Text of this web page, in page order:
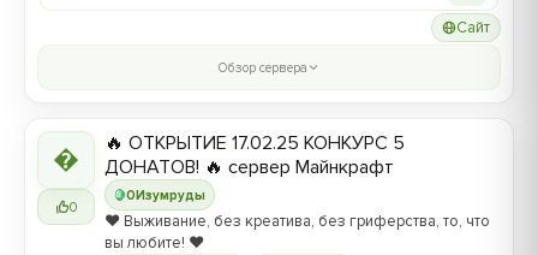
Сайт
Обзор сервера

0
0Изумруды
🔥 ОТКРЫТИЕ 17.02.25 КОНКУРС 5
ДОНАТОВ! 🔥 сервер Майнкрафт
❤️ Выживание, без креатива, без гриферства, то, что
вы любите! ❤️